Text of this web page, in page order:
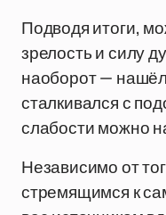
Подводя итоги,
зрелость и силу
наоборот —
сталкивался с
слабости можно
Независимо от
стремящимся к